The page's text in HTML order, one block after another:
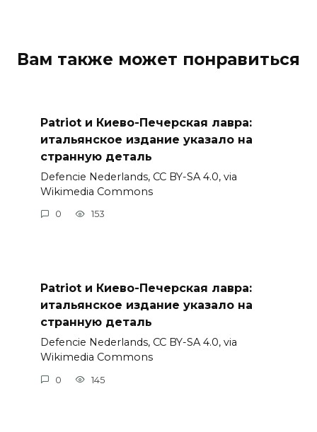
Вам также может понравиться
Patriot и Киево-Печерская лавра:
итальянское издание указало на
странную деталь
Defencie Nederlands, CC BY-SA 4.0, via
Wikimedia Commons
0 153
Patriot и Киево-Печерская лавра:
итальянское издание указало на
странную деталь
Defencie Nederlands, CC BY-SA 4.0, via
Wikimedia Commons
0 145